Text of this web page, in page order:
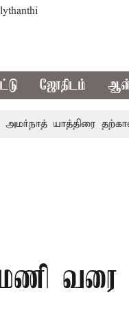
ஜோதிடம்
யாத்திரை
வரை